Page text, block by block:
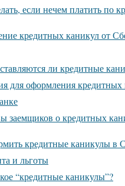
если нечем платить по
кредитных каникул от
ли кредитные
для оформления кредитных
заемщиков о кредитных
кредитные каникулы в
и льготы
“кредитные каникулы”?